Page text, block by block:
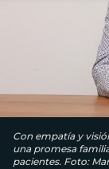
Con empatía y
una promesa
pacientes. Foto: